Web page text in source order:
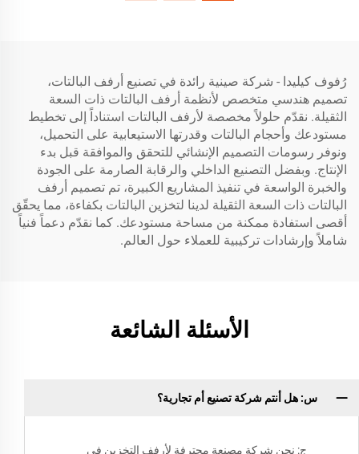
رُفوف كيليدا - شركة صينية رائدة في تصنيع أرفف البالتات،
تصميم هندسي متخصص لأنظمة أرفف البالتات ذات السعة
الثقيلة. نقدّم حلولاً مخصصة لأرفف البالتات استناداً إلى تخطيط
مستودعك وأحجام البالتات وقدرتها الاستيعابية على التحميل،
ونوفر رسومات التصميم الإنشائي للتحقق والموافقة قبل بدء
الإنتاج. وبفضل التصنيع الداخلي والرقابة الصارمة على الجودة
والخبرة الواسعة في تنفيذ المشاريع الكبيرة، تم تصميم أرفف
البالتات ذات السعة الثقيلة لدينا لتخزين البالتات بكفاءة، مما يحقّق
أقصى استفادة ممكنة من مساحة مستودعك. كما نقدّم دعماً فنياً
شاملاً وإرشادات تركيبية للعملاء حول العالم.
الأسئلة الشائعة
س: هل أنتم شركة تصنيع أم تجارية؟
ج: نحن شركة مصنعة محترفة لأرفف التخزين في